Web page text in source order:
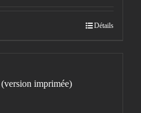
Détails
imprimée)